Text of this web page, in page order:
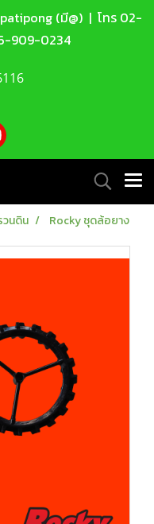
(มี@) | โทร 02-
909-0234
วนดิน Rocky ชุดล้อยาง